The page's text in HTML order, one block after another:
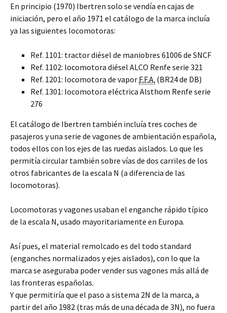
En principio (1970) Ibertren solo se vendía en cajas de
iniciación, pero el año 1971 el catálogo de la marca incluía
ya las siguientes locomotoras:
Ref. 1101: tractor diésel de maniobres 61006 de SNCF
Ref. 1102: locomotora diésel ALCO Renfe serie 321
Ref. 1201: locomotora de vapor F.F.A. (BR24 de DB)
Ref. 1301: locomotora eléctrica Alsthom Renfe serie
276
El catálogo de Ibertren también incluía tres coches de
pasajeros y una serie de vagones de ambientación española,
todos ellos con los ejes de las ruedas aislados. Lo que les
permitía circular también sobre vías de dos carriles de los
otros fabricantes de la escala N (a diferencia de las
locomotoras).
Locomotoras y vagones usaban el enganche rápido típico
de la escala N, usado mayoritariamente en Europa.
Así pues, el material remolcado es del todo standard
(enganches normalizados y ejes aislados), con lo que la
marca se aseguraba poder vender sus vagones más allá de
las fronteras españolas.
Y que permitiría que el paso a sistema 2N de la marca, a
partir del año 1982 (tras más de una década de 3N), no fuera